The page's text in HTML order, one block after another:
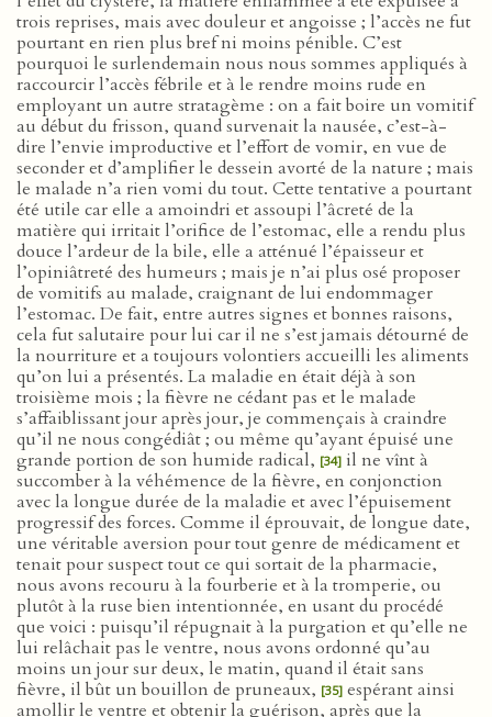
trois reprises, mais avec douleur et angoisse ; l’accès ne fut
pourtant en rien plus bref ni moins pénible. C’est
pourquoi le surlendemain nous nous sommes appliqués à
raccourcir l’accès fébrile et à le rendre moins rude en
employant un autre stratagème : on a fait boire un vomitif
au début du frisson, quand survenait la nausée, c’est-à-
dire l’envie improductive et l’effort de vomir, en vue de
seconder et d’amplifier le dessein avorté de la nature ; mais
le malade n’a rien vomi du tout. Cette tentative a pourtant
été utile car elle a amoindri et assoupi l’âcreté de la
matière qui irritait l’orifice de l’estomac, elle a rendu plus
douce l’ardeur de la bile, elle a atténué l’épaisseur et
l’opiniâtreté des humeurs ; mais je n’ai plus osé proposer
de vomitifs au malade, craignant de lui endommager
l’estomac. De fait, entre autres signes et bonnes raisons,
cela fut salutaire pour lui car il ne s’est jamais détourné de
la nourriture et a toujours volontiers accueilli les aliments
qu’on lui a présentés. La maladie en était déjà à son
troisième mois ; la fièvre ne cédant pas et le malade
s’affaiblissant jour après jour, je commençais à craindre
qu’il ne nous congédiât ; ou même qu’ayant épuisé une
grande portion de son humide radical, [34] il ne vînt à
succomber à la véhémence de la fièvre, en conjonction
avec la longue durée de la maladie et avec l’épuisement
progressif des forces. Comme il éprouvait, de longue date,
une véritable aversion pour tout genre de médicament et
tenait pour suspect tout ce qui sortait de la pharmacie,
nous avons recouru à la fourberie et à la tromperie, ou
plutôt à la ruse bien intentionnée, en usant du procédé
que voici : puisqu’il répugnait à la purgation et qu’elle ne
lui relâchait pas le ventre, nous avons ordonné qu’au
moins un jour sur deux, le matin, quand il était sans
fièvre, il bût un bouillon de pruneaux, [35] espérant ainsi
amollir le ventre et obtenir la guérison, après que la